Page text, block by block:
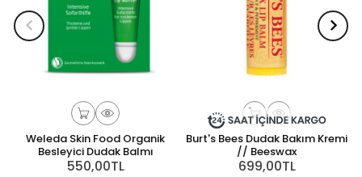
Weleda Skin Food Organik
Besleyici Dudak Balmı
550,00TL
Burt's Bees Dudak Bakım Kremi
// Beeswax
699,00TL